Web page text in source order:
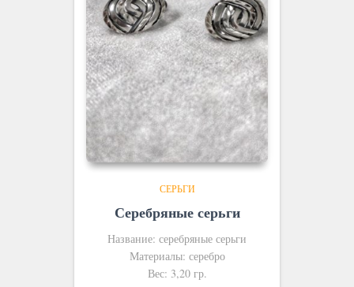
СЕРЬГИ
Серебряные серьги
Название: серебряные серьги
Материалы: серебро
Вес: 3,20 гр.